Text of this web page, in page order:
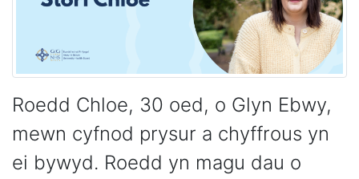
Roedd Chloe, 30 oed, o Glyn Ebwy,
mewn cyfnod prysur a chyffrous yn
ei bywyd. Roedd yn magu dau o